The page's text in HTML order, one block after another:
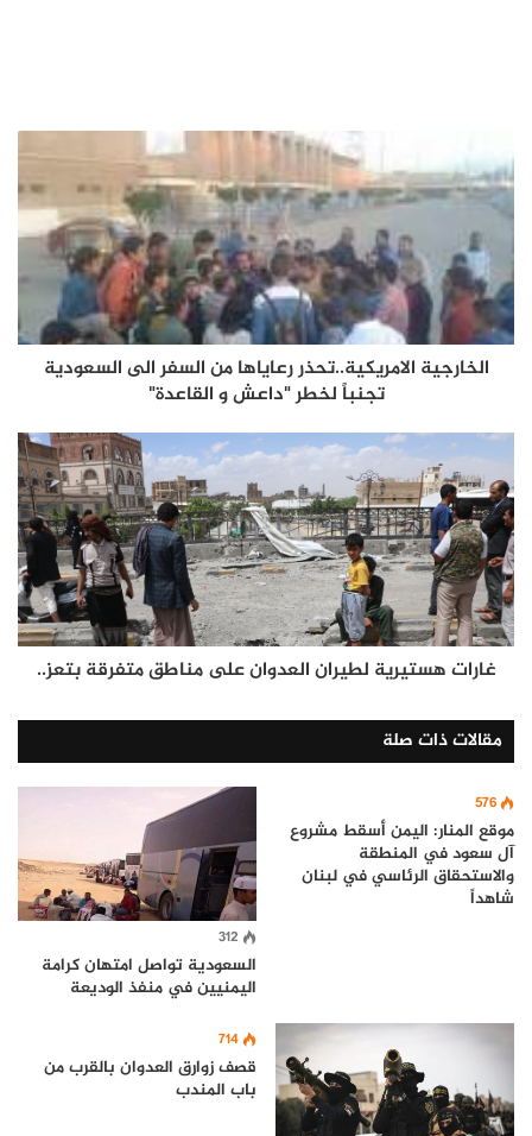
الخارجية الامريكية..تحذر رعاياها من السفر الى السعودية
تجنباً لخطر "داعش و القاعدة"
غارات هستيرية لطيران العدوان على مناطق متفرقة بتعز..
مقالات ذات صلة
576
موقع المنار: اليمن أسقط مشروع
آل سعود في المنطقة
والاستحقاق الرئاسي في لبنان
شاهداً
312
السعودية تواصل امتهان كرامة
اليمنيين في منفذ الوديعة
714
قصف زوارق العدوان بالقرب من
باب المندب